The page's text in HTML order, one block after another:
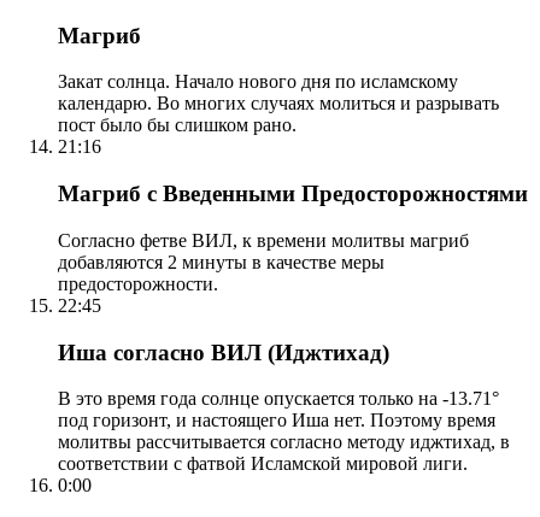
Магриб
Закат солнца. Начало нового дня по исламскому
календарю. Во многих случаях молиться и разрывать
пост было бы слишком рано.
21:16
Магриб с Введенными Предосторожностями
Согласно фетве ВИЛ, к времени молитвы магриб
добавляются 2 минуты в качестве меры
предосторожности.
22:45
Иша согласно ВИЛ (Иджтихад)
В это время года солнце опускается только на -13.71°
под горизонт, и настоящего Иша нет. Поэтому время
молитвы рассчитывается согласно методу иджтихад, в
соответствии с фатвой Исламской мировой лиги.
0:00